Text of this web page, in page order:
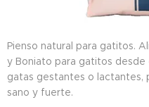
Pienso natural para gatitos.
y Boniato para gatitos
gatas gestantes o lactantes,
sano y fuerte.